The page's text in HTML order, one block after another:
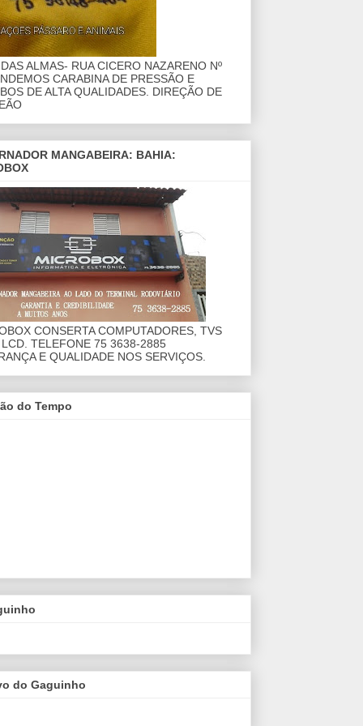
ALMAS- RUA CICERO NAZARENO Nº
CARABINA DE PRESSÃO E
DE ALTA QUALIDADES. DIREÇÃO DE
MANGABEIRA: BAHIA:
CONSERTA COMPUTADORES, TVS
TELEFONE 75 3638-2885
E QUALIDADE NOS SERVIÇOS.
do Tempo
do Gaguinho